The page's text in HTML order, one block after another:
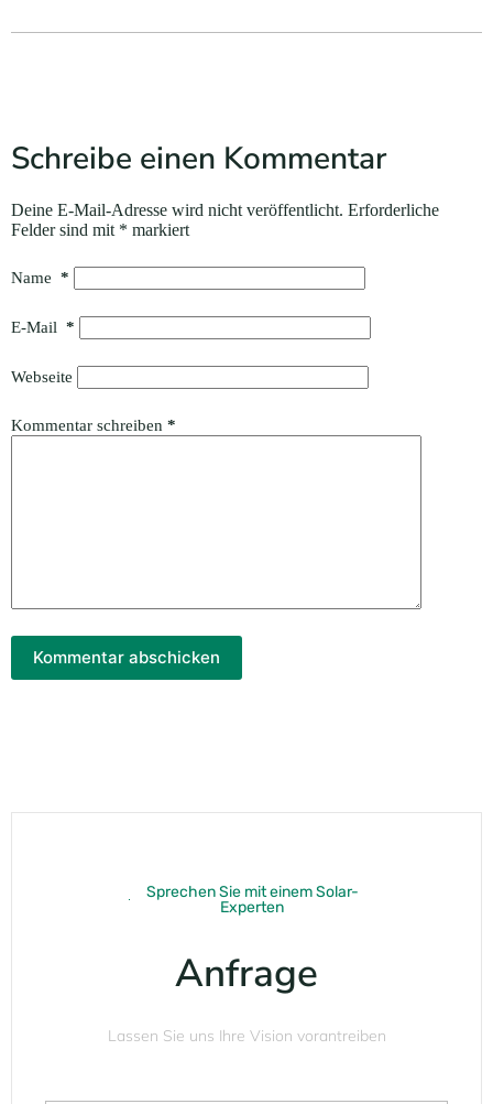
Schreibe einen Kommentar
Deine E-Mail-Adresse wird nicht veröffentlicht. Erforderliche
Felder sind mit * markiert
Name *
E-Mail *
Webseite
Kommentar schreiben *
Kommentar abschicken
Sprechen Sie mit einem Solar-
Experten
Anfrage
Lassen Sie uns Ihre Vision vorantreiben